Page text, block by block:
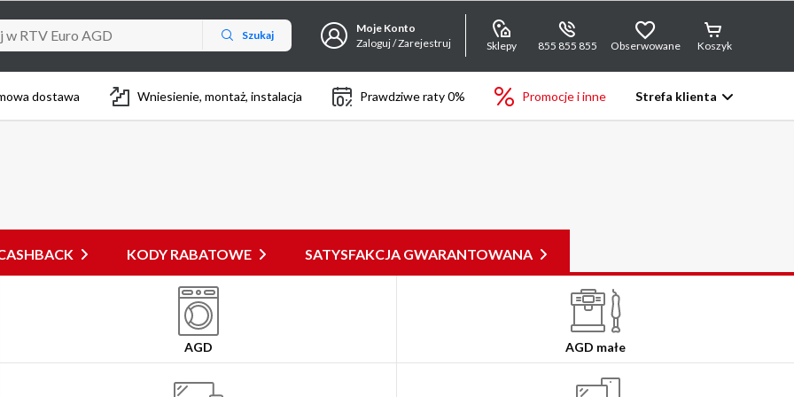
Szukaj
Moje Konto
Zaloguj / Zarejestruj
Sklepy 855 855 855 Obserwowane Koszyk
dostawa Wniesienie, montaż, instalacja Prawdziwe raty 0% Promocje i inne Strefa klienta
KODY RABATOWE SATYSFAKCJA GWARANTOWANA
AGD AGD małe